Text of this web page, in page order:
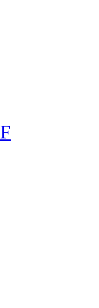
成的效
，省钱
能